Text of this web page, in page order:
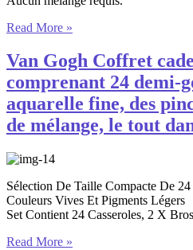
Read More »
Van Gogh Coffret
comprenant 24 demi-
aquarelle fine, des
de mélange, le tout
Sélection De Taille Compacte De 24
Couleurs Vives Et Pigments Légers
Set Contient 24 Casseroles, 2 X
Read More »